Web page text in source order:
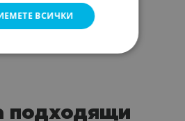
подходящи
ВСИЧКИ